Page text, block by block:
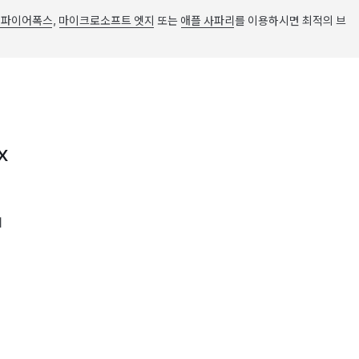
이어폭스, 마이크로소프트 엣지 또는 애플 사파리 를 이용하시면 최적의 브